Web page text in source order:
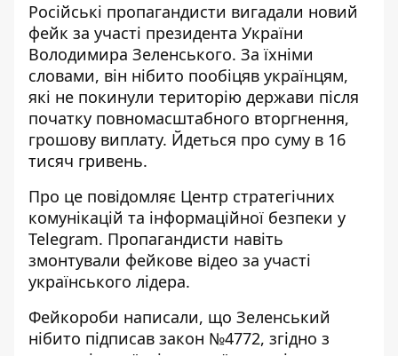
Російські пропагандисти вигадали новий
фейк за участі президента України
Володимира Зеленського. За їхніми
словами, він нібито пообіцяв українцям,
які не покинули територію держави після
початку повномасштабного вторгнення,
грошову виплату. Йдеться про суму в 16
тисяч гривень.
Про це повідомляє Центр стратегічних
комунікацій та інформаційної безпеки у
Telegram. Пропагандисти навіть
змонтували фейкове відео за участі
українського лідера.
Фейкороби написали, що Зеленський
нібито підписав закон №4772, згідно з